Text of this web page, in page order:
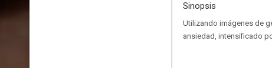
Sinopsis
Utilizando imágenes de
ansiedad, intensificado